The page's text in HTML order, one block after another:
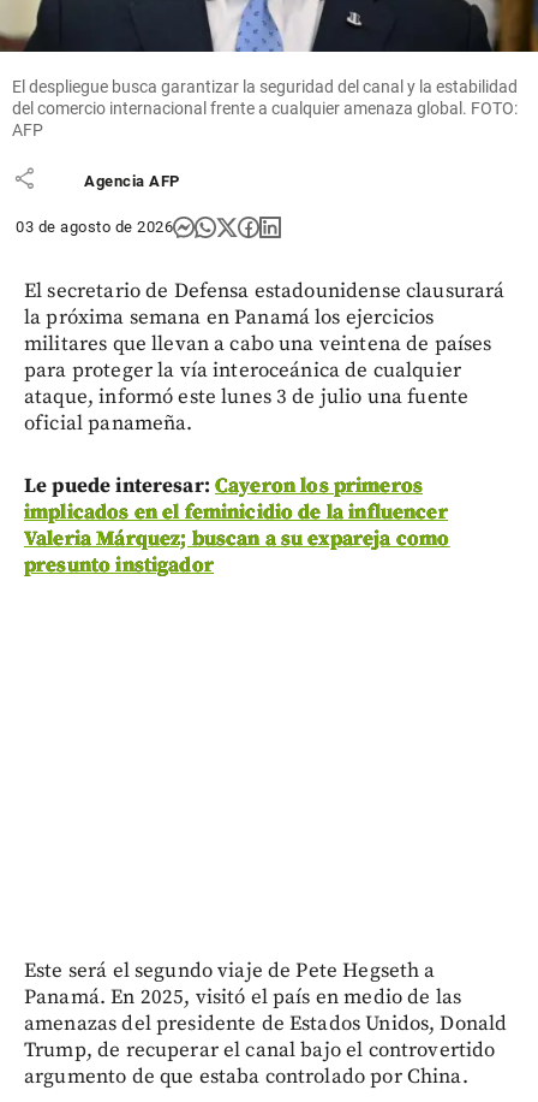
¡Qué tesa!
Luisa
Pineda es
bombera,
deportista y
paramédico
share
El despliegue busca garantizar la seguridad del canal y la estabilidad
del comercio internacional frente a cualquier amenaza global. FOTO:
AFP
Agencia AFP
03 de agosto de 2026
El secretario de Defensa estadounidense clausurará
la próxima semana en Panamá los ejercicios
militares que llevan a cabo una veintena de países
para proteger la vía interoceánica de cualquier
ataque, informó este lunes 3 de julio una fuente
oficial panameña.
Le puede interesar: Cayeron los primeros
implicados en el feminicidio de la influencer
Valeria Márquez; buscan a su expareja como
presunto instigador
Este será el segundo viaje de Pete Hegseth a
Panamá. En 2025, visitó el país en medio de las
amenazas del presidente de Estados Unidos, Donald
Trump, de recuperar el canal bajo el controvertido
argumento de que estaba controlado por China.